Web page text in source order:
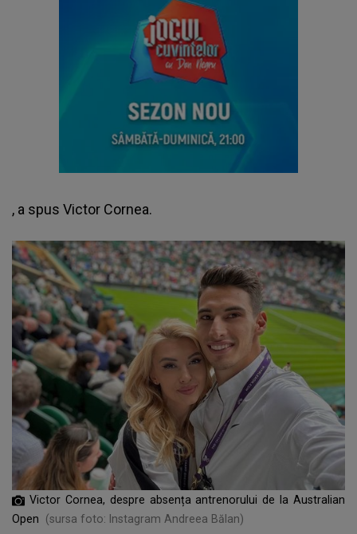
, a spus Victor Cornea.
Victor Cornea, despre absența antrenorului de la Australian
Open
(sursa foto: Instagram Andreea Bălan)